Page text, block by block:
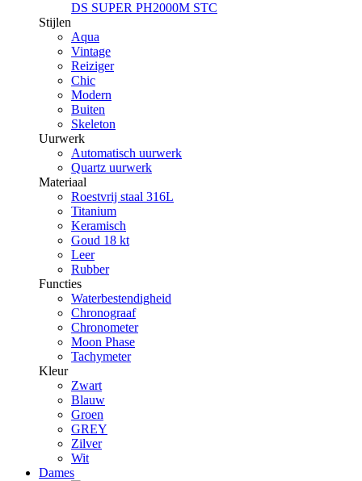
DS SUPER PH2000M STC
Stijlen
Aqua
Vintage
Reiziger
Chic
Modern
Buiten
Skeleton
Uurwerk
Automatisch uurwerk
Quartz uurwerk
Materiaal
Roestvrij staal 316L
Titanium
Keramisch
Goud 18 kt
Leer
Rubber
Functies
Waterbestendigheid
Chronograaf
Chronometer
Moon Phase
Tachymeter
Kleur
Zwart
Blauw
Groen
GREY
Zilver
Wit
Dames